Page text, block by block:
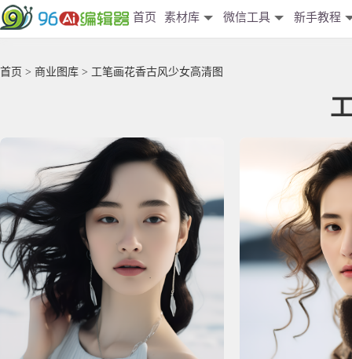
首页 素材库 微信工具 新手教程
首页 > 商业图库 > 工笔画花香古风少女高清图